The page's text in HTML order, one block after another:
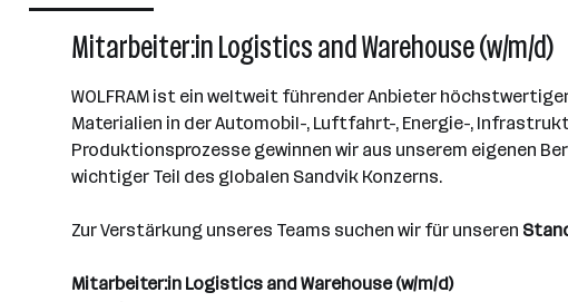
101 - 500 Mitarbeiter*innen
Mitarbeiter:in Logistics and Warehouse (w/m/d)
WOLFRAM ist ein weltweit führender Anbieter
Materialien in der Automobil-, Luftfahrt-, Energie-,
Produktionsprozesse gewinnen wir aus unserem eigenen
wichtiger Teil des globalen Sandvik Konzerns.
Zur Verstärkung unseres Teams suchen wir für unseren
Mitarbeiter:in Logistics and Warehouse (w/m/d)